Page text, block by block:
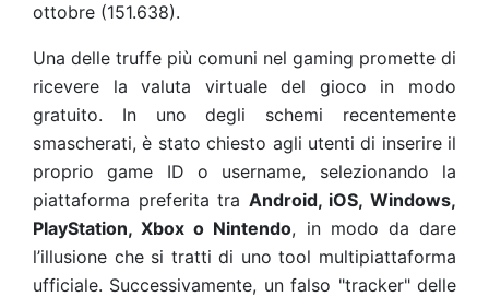
ottobre (151.638).
Una delle truffe più comuni nel gaming promette di
ricevere la valuta virtuale del gioco in modo
gratuito. In uno degli schemi recentemente
smascherati, è stato chiesto agli utenti di inserire il
proprio game ID o username, selezionando la
piattaforma preferita tra Android, iOS, Windows,
PlayStation, Xbox o Nintendo, in modo da dare
l’illusione che si tratti di uno tool multipiattaforma
ufficiale. Successivamente, un falso "tracker" delle